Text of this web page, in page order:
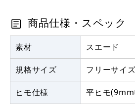
商品仕様・スペック
素材 スエード
規格サイズ フリーサイ
ヒモ仕様 平ヒモ